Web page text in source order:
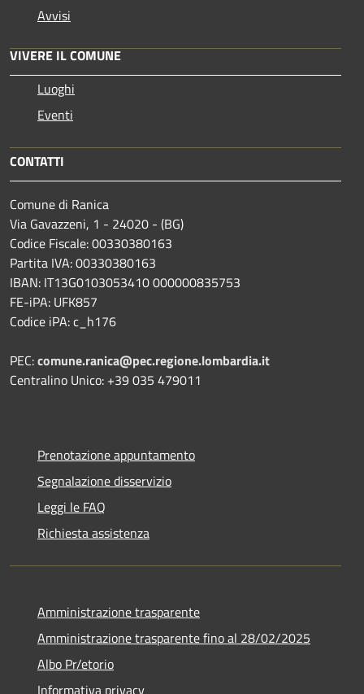
Avvisi
VIVERE IL COMUNE
Luoghi
Eventi
CONTATTI
Comune di Ranica
Via Gavazzeni, 1 - 24020 - (BG)
Codice Fiscale: 00330380163
Partita IVA: 00330380163
IBAN: IT13G0103053410 000000835753
FE-iPA: UFK857
Codice iPA: c_h176
PEC:comune.ranica@pec.regione.lombardia.it
Centralino Unico: +39 035 479011
Prenotazione appuntamento
Segnalazione disservizio
Leggi le FAQ
Richiesta assistenza
Amministrazione trasparente
Amministrazione trasparente fino al 28/02/2025
Albo Pr/etorio
Informativa privacy